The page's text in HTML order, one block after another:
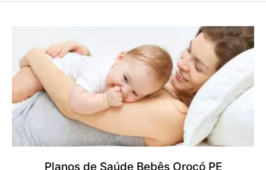
Planos de Saúde Bebês Orocó PE